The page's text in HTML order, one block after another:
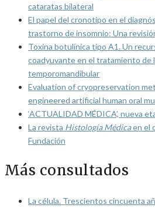
cataratas bilateral
El papel del cronotipo en el
trastorno de insomnio: Una
Toxina botulínica tipo A1. Un
coadyuvante en el tratamiento de
temporomandibular
Evaluation of cryopreservation
engineered artificial human oral
‘ACTUALIDAD MÉDICA’, nueva
La revista Histología Médicaen el
Fundación
Más consultados
La célula. Trescientos cincuenta